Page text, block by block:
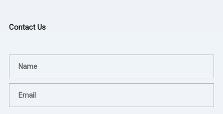
Contact Us